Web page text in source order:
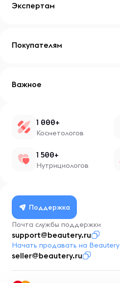
Экспертам
Покупателям
Важное
1 000+
Косметологов
1 500+
Нутрициологов
Поддержка
Почта службы поддержки
support@beautery.ru
Начать продавать на Beautery
seller@beautery.ru